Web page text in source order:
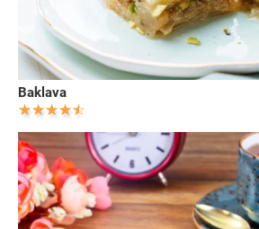
Baklava